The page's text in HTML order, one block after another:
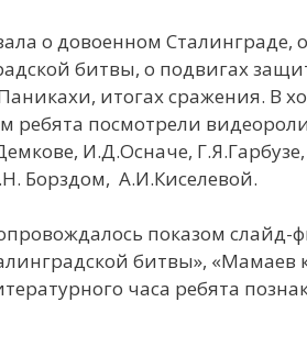
о довоенном Сталинграде,
битвы, о подвигах
итогах сражения. В
ребята посмотрели
И.Д.Осначе,
Борздом, А.И.Киселевой.
показом слайд-
битвы», «Мамаев
часа ребята